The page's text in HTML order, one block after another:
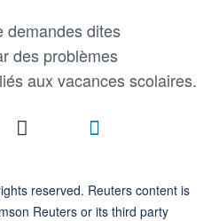
demandes dites
des problèmes
aux vacances scolaires.
reserved. Reuters content is
Reuters or its third party